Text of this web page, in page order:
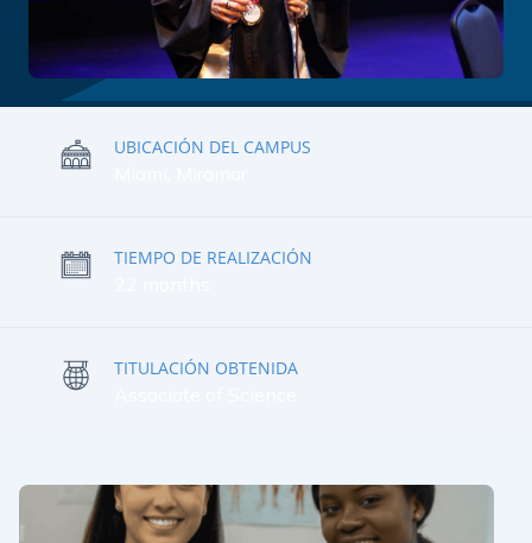
UBICACIÓN DEL CAMPUS
TIEMPO DE REALIZACIÓN
TITULACIÓN OBTENIDA